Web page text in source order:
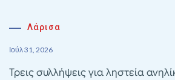
Λάρισα
Ιούλ 31, 2026
Τρεις συλλήψεις για ληστεία